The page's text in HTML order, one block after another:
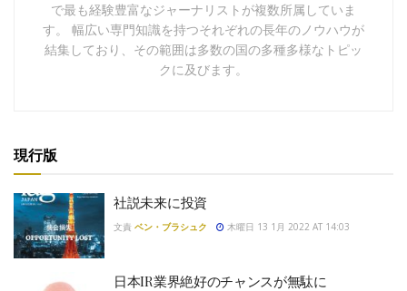
で最も経験豊富なジャーナリストが複数所属していま
す。 幅広い専門知識を持つそれぞれの長年のノウハウが
結集しており、その範囲は多数の国の多種多様なトピッ
クに及びます。
現行版
社説未来に投資
文責 ベン・ブラシュク 木曜日 13 1月 2022 AT 14:03
日本IR業界絶好のチャンスが無駄に